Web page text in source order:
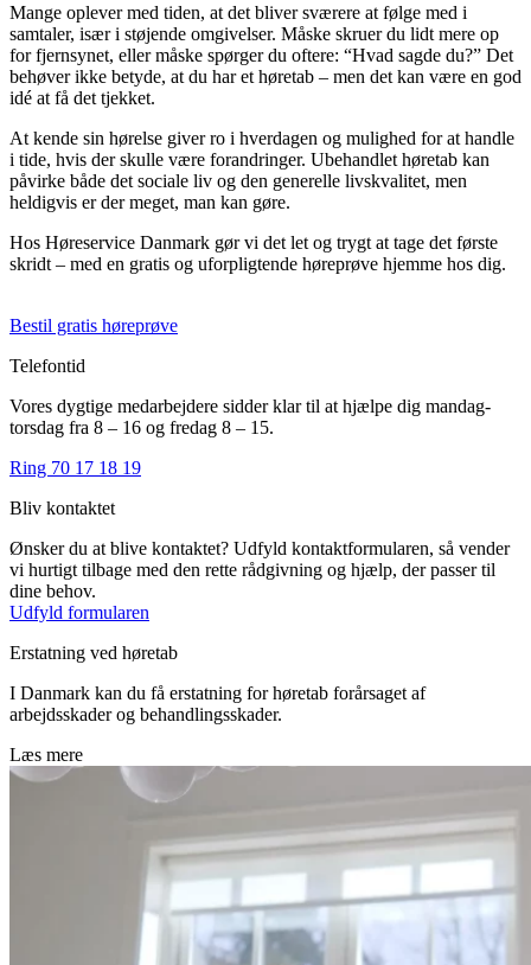
Mange oplever med tiden, at det bliver sværere at følge med i
samtaler, især i støjende omgivelser. Måske skruer du lidt mere op
for fjernsynet, eller måske spørger du oftere: “Hvad sagde du?” Det
behøver ikke betyde, at du har et høretab – men det kan være en god
idé at få det tjekket.
At kende sin hørelse giver ro i hverdagen og mulighed for at handle
i tide, hvis der skulle være forandringer. Ubehandlet høretab kan
påvirke både det sociale liv og den generelle livskvalitet, men
heldigvis er der meget, man kan gøre.
Hos Høreservice Danmark gør vi det let og trygt at tage det første
skridt – med en gratis og uforpligtende høreprøve hjemme hos dig.
Bestil gratis høreprøve
Telefontid
Vores dygtige medarbejdere sidder klar til at hjælpe dig mandag-
torsdag fra 8 – 16 og fredag 8 – 15.
Ring 70 17 18 19
Bliv kontaktet
Ønsker du at blive kontaktet? Udfyld kontaktformularen, så vender
vi hurtigt tilbage med den rette rådgivning og hjælp, der passer til
dine behov.
Udfyld formularen
Erstatning ved høretab
I Danmark kan du få erstatning for høretab forårsaget af
arbejdsskader og behandlingsskader.
Læs mere